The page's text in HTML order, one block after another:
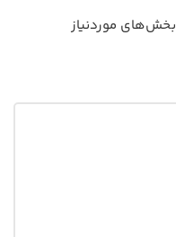
بخش‌های موردنیاز